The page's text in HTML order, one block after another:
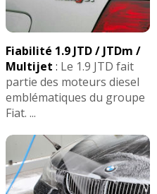
Fiabilité 1.9 JTD / JTDm /
Multijet : Le 1.9 JTD fait
partie des moteurs diesel
emblématiques du groupe
Fiat. ...